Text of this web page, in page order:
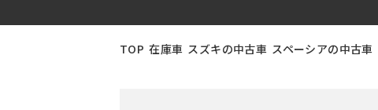
TOP 在庫車 スズキの中古車 スペーシアの中古車